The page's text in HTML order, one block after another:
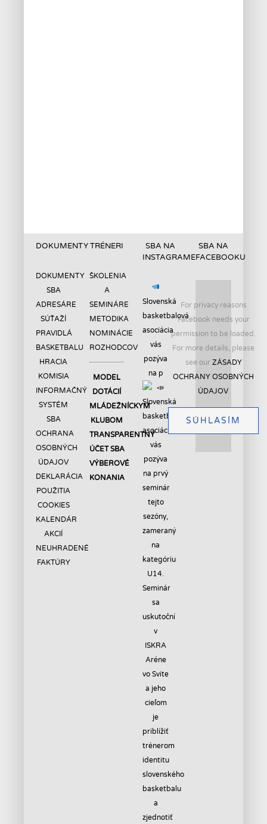
DOKUMENTY
DOKUMENTY
SBA
ADRESÁRE
SÚŤAŽÍ
PRAVIDLÁ
BASKETBALU
HRACIA
KOMISIA
INFORMAČNÝ
SYSTÉM
SBA
OCHRANA
OSOBNÝCH
ÚDAJOV
DEKLARÁCIA
POUŽITIA
COOKIES
KALENDÁR
AKCIÍ
NEUHRADENÉ
FAKTÚRY
TRÉNERI
ŠKOLENIA
A
SEMINÁRE
METODIKA
NOMINÁCIE
ROZHODCOV
MODEL
DOTÁCIÍ
MLÁDEŽNÍCKYM
KLUBOM
TRANSPARENTNÝ
ÚČET SBA
VÝBEROVÉ
KONANIA
SBA NA
INSTAGRAME
Slovenská
basketbalová
asociácia
vás
pozýva
na p
SBA NA
FACEBOOKU
For privacy reasons
Facebook needs your
permission to be loaded.
For more details, please
see our ZÁSADY
OCHRANY OSOBNÝCH
ÚDAJOV.
SÚHLASÍM